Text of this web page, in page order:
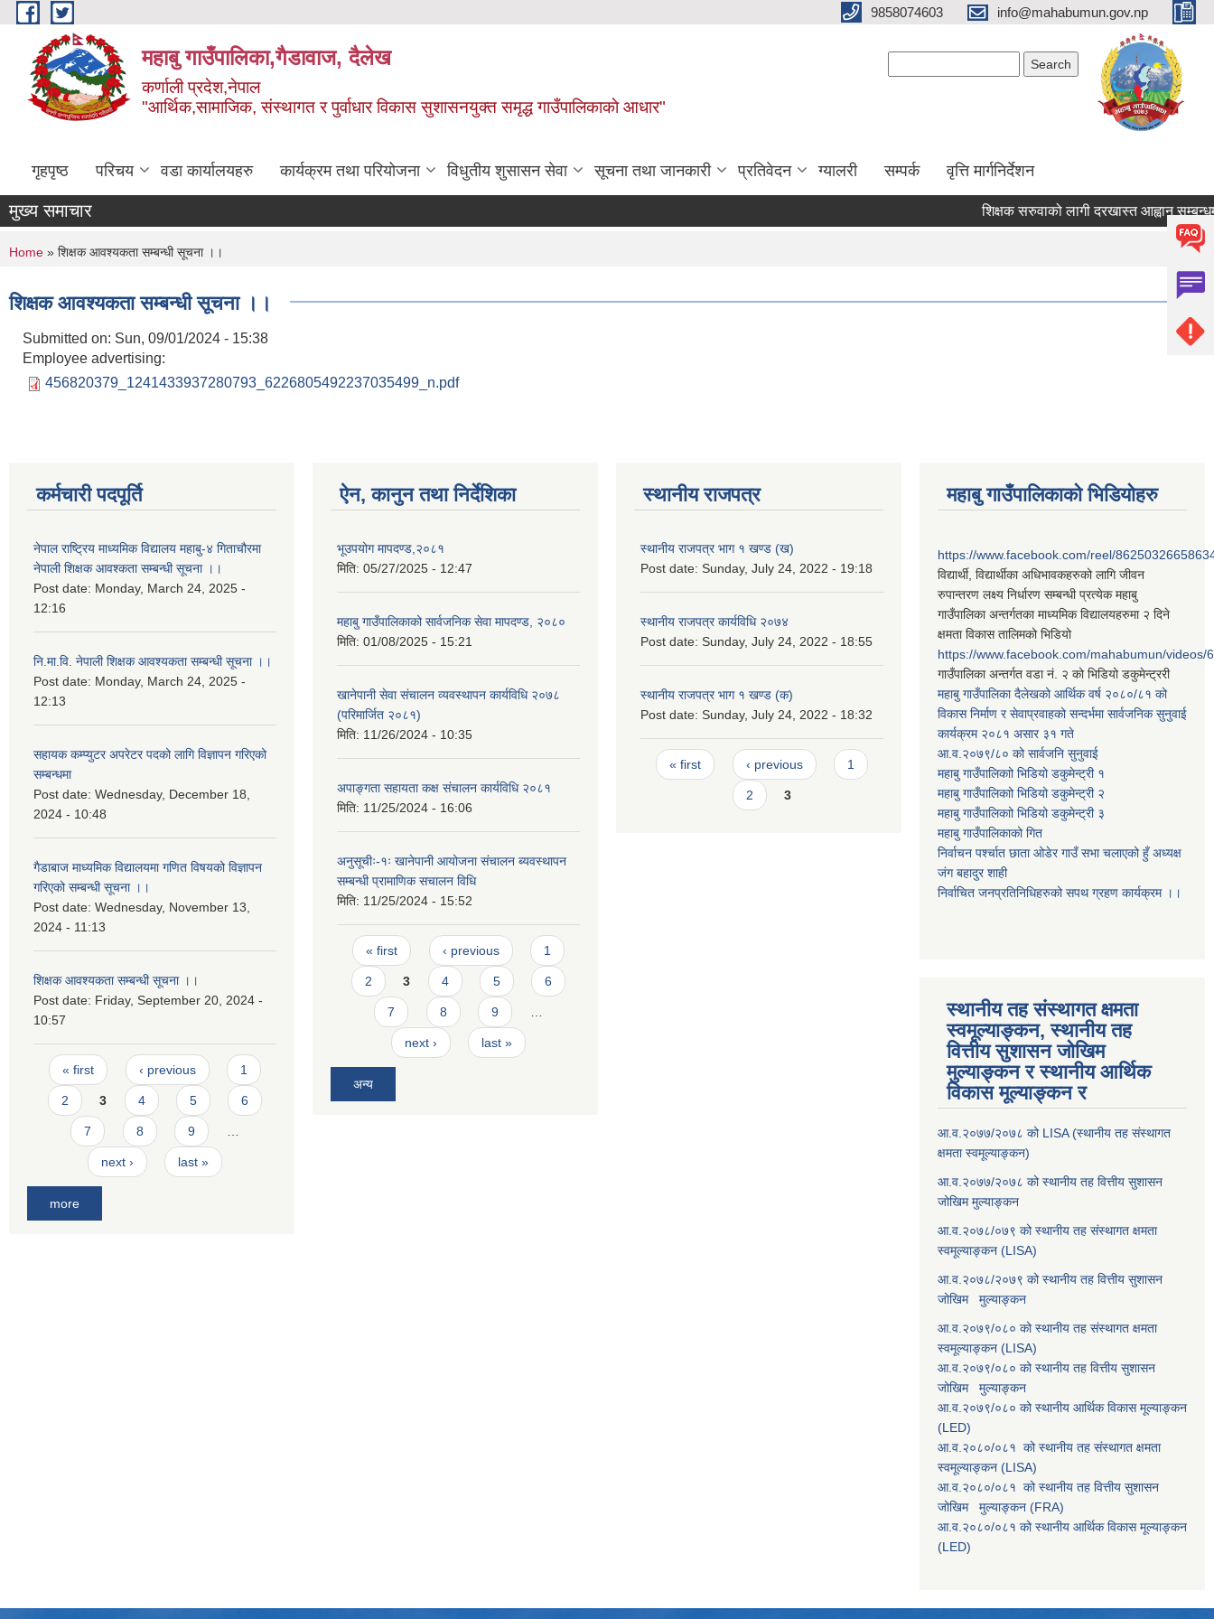
Skip to main content 9858074603 info@mahabumun.gov.np
महाबु गाउँपालिका,गैडावाज, दैलेख
कर्णाली प्रदेश,नेपाल
"आर्थिक,सामाजिक, संस्थागत र पुर्वाधार विकास सुशासनयुक्त समृद्ध गाउँपालिकाकाे आधार"
गृहपृष्ठ परिचय वडा कार्यालयहरु कार्यक्रम तथा परियोजना विधुतीय शुसासन सेवा सूचना तथा जानकारी प्रतिवेदन ग्यालरी सम्पर्क वृत्ति मार्गनिर्देशन
मुख्य समाचार शिक्षक सरुवाको लागी दरखास्त आह्वान सम्बन्धमा
You are here
Home » शिक्षक आवश्यकता सम्बन्धी सूचना ।।
शिक्षक आवश्यकता सम्बन्धी सूचना ।।
Submitted on: Sun, 09/01/2024 - 15:38
Employee advertising:
456820379_1241433937280793_6226805492237035499_n.pdf
कर्मचारी पदपूर्ति
नेपाल राष्ट्रिय माध्यमिक विद्यालय महाबु-४ गिताचौरमा
नेपाली शिक्षक आवश्कता सम्बन्धी सूचना ।।
Post date: Monday, March 24, 2025 -
12:16
नि.मा.वि. नेपाली शिक्षक आवश्यकता सम्बन्धी सूचना ।।
Post date: Monday, March 24, 2025 -
12:13
सहायक कम्प्युटर अपरेटर पदको लागि विज्ञापन गरिएको
सम्बन्धमा
Post date: Wednesday, December 18,
2024 - 10:48
गैडाबाज माध्यमिक विद्यालयमा गणित विषयको विज्ञापन
गरिएको सम्बन्धी सूचना ।।
Post date: Wednesday, November 13,
2024 - 11:13
शिक्षक आवश्यकता सम्बन्धी सूचना ।।
Post date: Friday, September 20, 2024 -
10:57
Pages
« first ‹ previous 1
2 3 4 5 6
7 8 9
next › last »
more
ऐन, कानुन तथा निर्देशिका
भूउपयोग मापदण्ड,२०८१
मिति: 05/27/2025 - 12:47
महाबु गाउँपालिकाको सार्वजनिक सेवा मापदण्ड, २०८०
मिति: 01/08/2025 - 15:21
खानेपानी सेवा संचालन व्यवस्थापन कार्यविधि २०७८
(परिमार्जित २०८१)
मिति: 11/26/2024 - 10:35
अपाङ्गता सहायता कक्ष संचालन कार्यविधि २०८१
मिति: 11/25/2024 - 16:06
अनुसूचीः-१ः खानेपानी आयोजना संचालन ब्यवस्थापन
सम्बन्धी प्रामाणिक स‌चालन विधि
मिति: 11/25/2024 - 15:52
Pages
« first ‹ previous 1
2 3 4 5 6
7 8 9
next › last »
अन्य
स्थानीय राजपत्र
स्थानीय राजपत्र भाग १ खण्ड (ख)
Post date: Sunday, July 24, 2022 - 19:18
स्थानीय राजपत्र कार्यविधि २०७४
Post date: Sunday, July 24, 2022 - 18:55
स्थानीय राजपत्र भाग १ खण्ड (क)
Post date: Sunday, July 24, 2022 - 18:32
Pages
« first ‹ previous 1
2 3
महाबु गाउँपालिकाको भिडियोहरु
https://www.facebook.com/reel/
विद्यार्थी, विद्यार्थीका अधिभावकहरुको लागि जीवन
रुपान्तरण लक्ष्य निर्धारण सम्बन्धी प्रत्येक महाबु
गाउँपालिका अन्तर्गतका माध्यमिक विद्यालयहरुमा २ दिने
क्षमता विकास तालिमको भिडियो
https://www.facebook.com/mahabumun/videos/
गाउँपालिका अन्तर्गत वडा नं. २ को भिडियो डकुमेन्ट्ररी
महाबु गाउँपालिका दैलेखको आर्थिक वर्ष २०८०/८१ को
विकास निर्माण र सेवाप्रवाहको सन्दर्भमा सार्वजनिक सुनुवाई
कार्यक्रम २०८१ असार ३१ गते
आ.व.२०७९/८० को सार्वजनि सुनुवाई
महाबु गाउँपालिकाो भिडियो डकुमेन्ट्री १
महाबु गाउँपालिकाो भिडियो डकुमेन्ट्री २
महाबु गाउँपालिकाो भिडियो डकुमेन्ट्री ३
महाबु गाउँपालिकाको गित
निर्वाचन पर्श्चात छाता ओडेर गाउँ सभा चलाएको हुँ अध्यक्ष
जंग बहादुर शाही
निर्वाचित जनप्रतिनिधिहरुको सपथ ग्रहण कार्यक्रम ।।
स्थानीय तह संस्थागत क्षमता
स्वमूल्याङ्कन, स्थानीय तह
वित्तीय सुशासन जोखिम
मुल्याङ्कन र स्थानीय आर्थिक
विकास मूल्याङ्कन र
आ.व.२०७७/२०७८ को LISA (स्थानीय तह संस्थागत
क्षमता स्वमूल्याङ्कन)
आ.व.२०७७/२०७८ को स्थानीय तह वित्तीय सुशासन
जोखिम मुल्याङ्कन
आ.व.२०७८/०७९ को स्थानीय तह संस्थागत क्षमता
स्वमूल्याङ्कन (LISA)
आ.व.२०७८/२०७९ को स्थानीय तह वित्तीय सुशासन
जोखिम मुल्याङ्कन
आ.व.२०७९/०८० को स्थानीय तह संस्थागत क्षमता
स्वमूल्याङ्कन (LISA)
आ.व.२०७९/०८० को स्थानीय तह वित्तीय सुशासन
जोखिम मुल्याङ्कन
आ.व.२०७९/०८० को स्थानीय आर्थिक विकास मूल्याङ्कन
(LED)
आ.व.२०८०/०८१ को स्थानीय तह संस्थागत क्षमता
स्वमूल्याङ्कन (LISA)
आ.व.२०८०/०८१ को स्थानीय तह वित्तीय सुशासन
जोखिम मुल्याङ्कन (FRA)
आ.व.२०८०/०८१ को स्थानीय आर्थिक विकास मूल्याङ्कन
(LED)